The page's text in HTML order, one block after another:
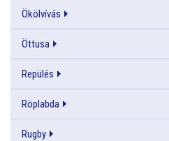
Ökölvívás
Öttusa
Repülés
Röplabda
Rugby